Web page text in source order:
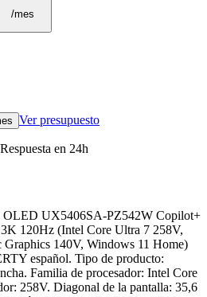
/mes
Ver presupuesto
en 24h
UX5406SA-PZ542W Copilot+
120Hz (Intel Core Ultra 7 258V,
140V, Windows 11 Home)
español. Tipo de producto:
Familia de procesador: Intel Core
258V. Diagonal de la pantalla: 35,6